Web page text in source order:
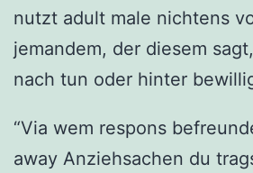
nutzt adult male nichtens
jemandem, der diesem
nach tun oder hinter
“Via wem respons
away Anziehsachen du